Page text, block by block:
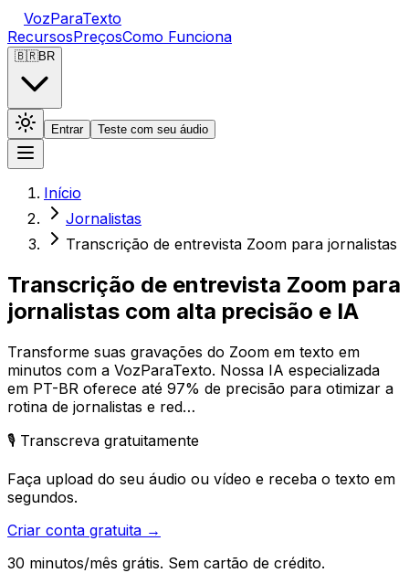
VozParaTexto
RecursosPreçosComo Funciona
🇧🇷BR
Entrar Teste com seu áudio
Início
Jornalistas
Transcrição de entrevista Zoom para jornalistas
Transcrição de entrevista Zoom para
jornalistas com alta precisão e IA
Transforme suas gravações do Zoom em texto em
minutos com a VozParaTexto. Nossa IA especializada
em PT-BR oferece até 97% de precisão para otimizar a
rotina de jornalistas e red…
🎙️ Transcreva gratuitamente
Faça upload do seu áudio ou vídeo e receba o texto em
segundos.
Criar conta gratuita →
30 minutos/mês grátis. Sem cartão de crédito.